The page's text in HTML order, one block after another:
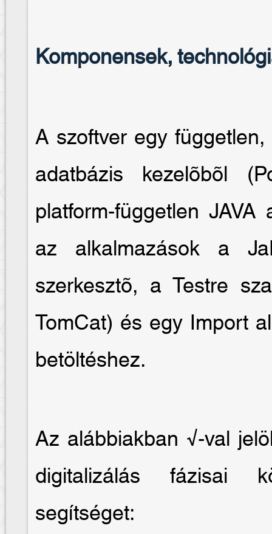
Komponensek,
A szoftver egy
adatbázis kezelõbõl
platform-független
az alkalmazások a
szerkesztõ, a Testre
TomCat) és egy Import
betöltéshez.
Az alábbiakban √-val
digitalizálás fázisai
segítséget: